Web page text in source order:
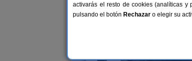
29 €
activarás el resto de cookies (analíticas y
pulsando el botón Rechazar o elegir su